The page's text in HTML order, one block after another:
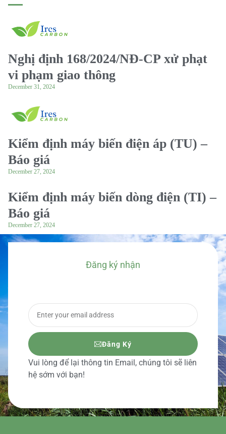
Nghị định 168/2024/NĐ-CP xử phạt
vi phạm giao thông
December 31, 2024
Kiểm định máy biến điện áp (TU) –
Báo giá
December 27, 2024
Kiểm định máy biến dòng điện (TI) –
Báo giá
December 27, 2024
Đăng ký nhận
Đăng Ký
Vui lòng để lại thông tin Email, chúng tôi sẽ liên
hệ sớm với bạn!